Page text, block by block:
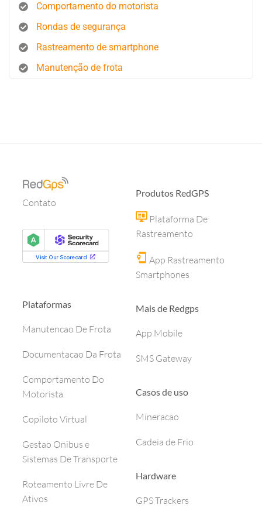
Comportamento do motorista
Rondas de segurança
Rastreamento de smartphone
Manutenção de frota
Contato
Plataformas
Manutencao De Frota
Documentacao Da Frota
Comportamento Do
Motorista
Copiloto Virtual
Gestao Onibus e
Sistemas De Transporte
Roteamento Livre De
Ativos
Produtos RedGPS
Plataforma De
Rastreamento
App Rastreamento
Smartphones
Mais de Redgps
App Mobile
SMS Gateway
Casos de uso
Mineracao
Cadeia de Frio
Hardware
GPS Trackers